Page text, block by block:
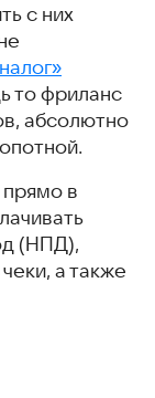
с них
то фриланс
абсолютно
в
(НПД),
а также